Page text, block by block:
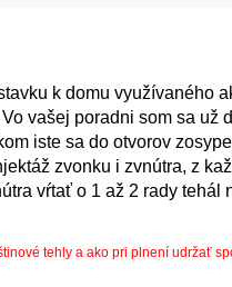
k domu využívaného
vašej poradni som sa
iste sa do otvorov
zvonku i zvnútra, z
vŕtať o 1 až 2 rady
tehly a ako pri plnení udržať